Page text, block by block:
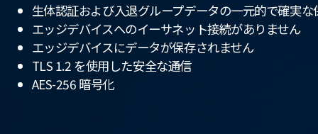
生体認証および入退グループデータの一元的で確実な
エッジデバイスへのイーサネット接続がありません
エッジデバイスにデータが保存されません
TLS 1.2 を使用した安全な通信
AES-256 暗号化